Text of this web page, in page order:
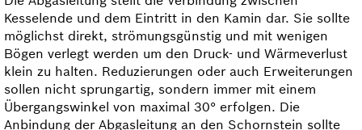
Kesselende und dem Eintritt in den Kamin dar. Sie sollte
möglichst direkt, strömungsgünstig und mit wenigen
Bögen verlegt werden um den Druck- und Wärme­verlust
klein zu halten. Reduzierungen oder auch Erweiterungen
sollen nicht sprung­artig, sondern immer mit einem
Übergangswinkel von maximal 30° erfolgen. Die
Anbindung der Abgasleitung an den Schornstein sollte